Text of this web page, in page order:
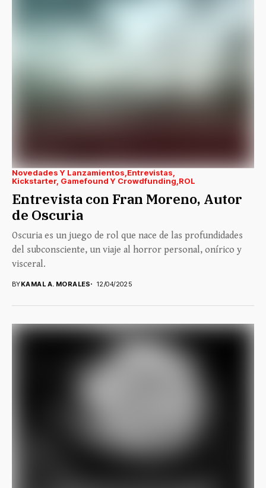
Novedades Y Lanzamientos Entrevistas
Kickstarter, Gamefound Y Crowdfunding ROL
Entrevista con Fran Moreno, Autor
de Oscuria
Oscuria es un juego de rol que nace de las profundidades
del subconsciente, un viaje al horror personal, onírico y
visceral.
BYKAMAL A. MORALES 12/04/2025